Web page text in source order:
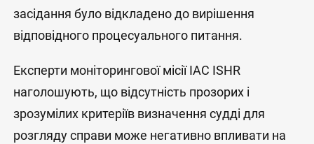
засідання було відкладено до вирішення
відповідного процесуального питання.
Експерти моніторингової місії IAC ISHR
наголошують, що відсутність прозорих і
зрозумілих критеріїв визначення судді для
розгляду справи може негативно впливати на